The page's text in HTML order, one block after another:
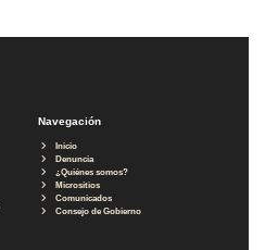
Navegación
Inicio
Denuncia
¿Quiénes somos?
Micrositios
Comunicados
Consejo de Gobierno